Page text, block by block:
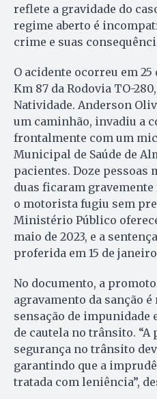
reflete a gravidade do
regime aberto é
crime e suas
O acidente ocorreu em 25
Km 87 da Rodovia TO-
Natividade. Anderson
um caminhão, invadiu a
frontalmente com um
Municipal de Saúde de
pacientes. Doze pessoas
duas ficaram
o motorista fugiu sem
Ministério Público
maio de 2023, e a
proferida em 15 de janeiro
No documento, a
agravamento da sanção
sensação de impunidade
de cautela no trânsito. “A
segurança no trânsito
garantindo que a
tratada com leniência”,